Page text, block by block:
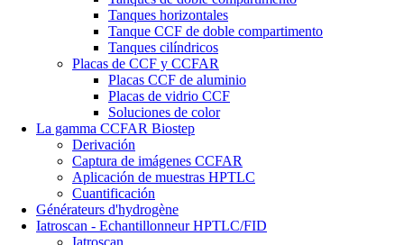
Tanques horizontales
Tanque CCF de doble compartimento
Tanques cilíndricos
Placas de CCF y CCFAR
Placas CCF de aluminio
Placas de vidrio CCF
Soluciones de color
La gamma CCFAR Biostep
Derivación
Captura de imágenes CCFAR
Aplicación de muestras HPTLC
Cuantificación
Générateurs d'hydrogène
Iatroscan - Echantillonneur HPTLC/FID
Iatroscan